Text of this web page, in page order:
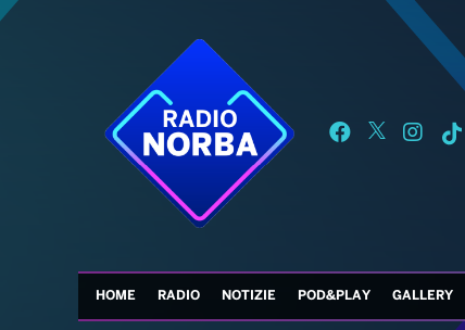
HOME RADIO NOTIZIE POD&PLAY GALLERY